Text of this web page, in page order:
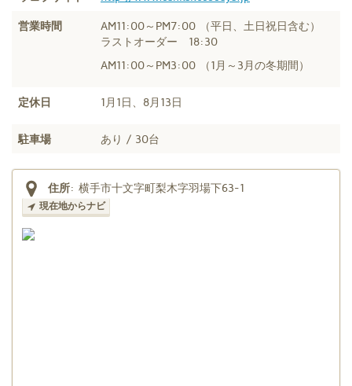
営業時間
AM11:00～PM7:00 （平日、土日祝日含む）
ラストオーダー 18:30
AM11:00～PM3:00 （1月～3月の冬期間）
定休日 1月1日、8月13日
駐車場 あり / 30台
住所:横手市十文字町梨木字羽場下63-1
現在地からナビ